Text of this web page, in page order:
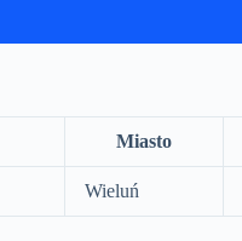
Miasto
Wieluń